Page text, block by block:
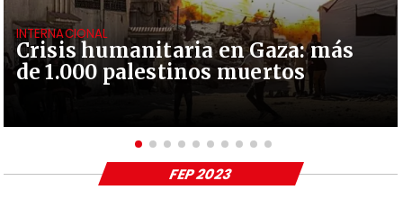
Crisis humanitaria en Gaza: más
de 1.000 palestinos muertos
INTERNACIONAL
FEP 2023